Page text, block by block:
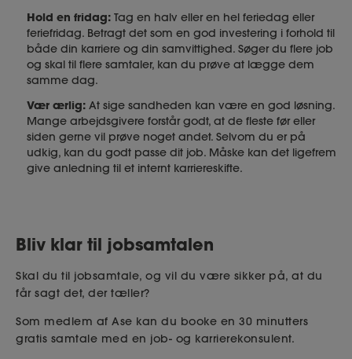
Hold en fridag: Tag en halv eller en hel feriedag eller
feriefridag. Betragt det som en god investering i forhold til
både din karriere og din samvittighed. Søger du flere job
og skal til flere samtaler, kan du prøve at lægge dem
samme dag.
Vær ærlig: At sige sandheden kan være en god løsning.
Mange arbejdsgivere forstår godt, at de fleste før eller
siden gerne vil prøve noget andet. Selvom du er på
udkig, kan du godt passe dit job. Måske kan det ligefrem
give anledning til et internt karriereskifte.
Bliv klar til jobsamtalen
Skal du til jobsamtale, og vil du være sikker på, at du
får sagt det, der tæller?
Som medlem af Ase kan du booke en 30 minutters
gratis samtale med en job- og karrierekonsulent.